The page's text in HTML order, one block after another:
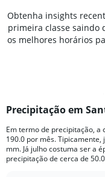
Obtenha insights
primeira classe saindo
os melhores horários
Precipitação em
Em termo de precipitação, a
190.0 por mês.
mm. Já julho costuma ser a
precipitação de cerca de